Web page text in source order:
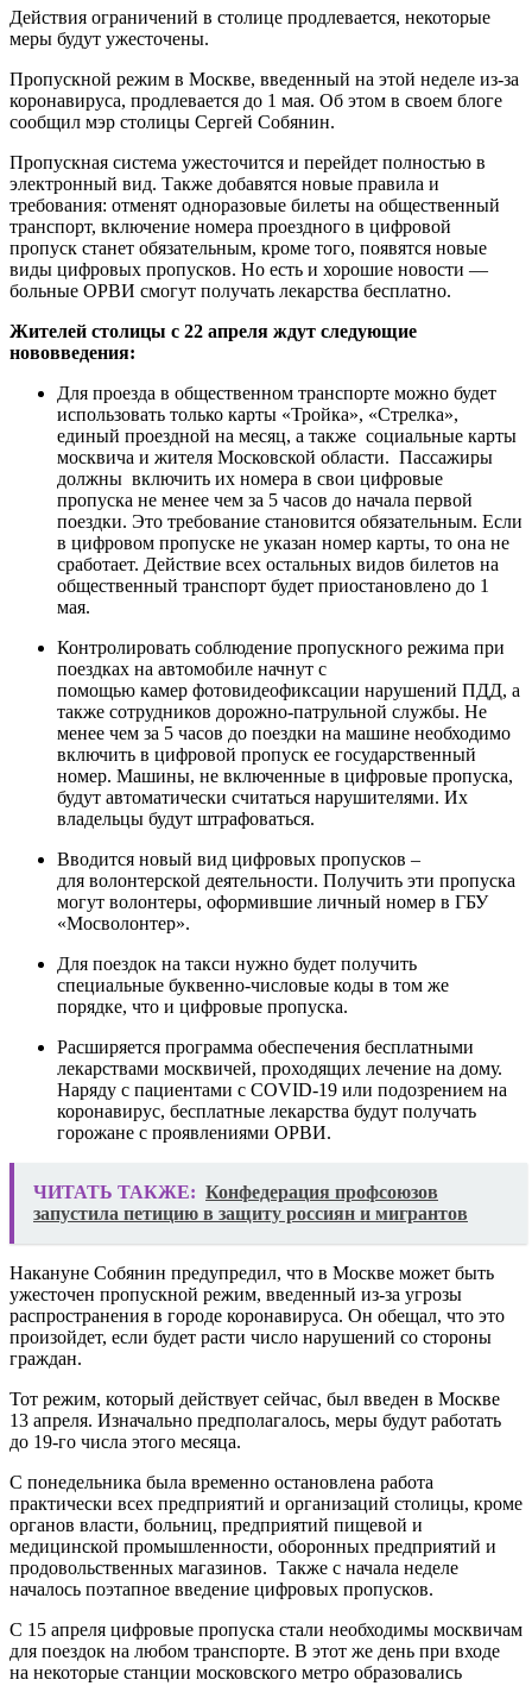
Действия ограничений в столице продлевается, некоторые
меры будут ужесточены.
Пропускной режим в Москве, введенный на этой неделе из-за
коронавируса, продлевается до 1 мая. Об этом в своем блоге
сообщил мэр столицы Сергей Собянин.
Пропускная система ужесточится и перейдет полностью в
электронный вид. Также добавятся новые правила и
требования: отменят одноразовые билеты на общественный
транспорт, включение номера проездного в цифровой
пропуск станет обязательным, кроме того, появятся новые
виды цифровых пропусков. Но есть и хорошие новости —
больные ОРВИ смогут получать лекарства бесплатно.
Жителей столицы с 22 апреля ждут следующие
нововведения:
Для проезда в общественном транспорте можно будет
использовать только карты «Тройка», «Стрелка»,
единый проездной на месяц, а также социальные карты
москвича и жителя Московской области. Пассажиры
должны включить их номера в свои цифровые
пропуска не менее чем за 5 часов до начала первой
поездки. Это требование становится обязательным. Если
в цифровом пропуске не указан номер карты, то она не
сработает. Действие всех остальных видов билетов на
общественный транспорт будет приостановлено до 1
мая.
Контролировать соблюдение пропускного режима при
поездках на автомобиле начнут с
помощью камер фотовидеофиксации нарушений ПДД, а
также сотрудников дорожно-патрульной службы. Не
менее чем за 5 часов до поездки на машине необходимо
включить в цифровой пропуск ее государственный
номер. Машины, не включенные в цифровые пропуска,
будут автоматически считаться нарушителями. Их
владельцы будут штрафоваться.
Вводится новый вид цифровых пропусков –
для волонтерской деятельности. Получить эти пропуска
могут волонтеры, оформившие личный номер в ГБУ
«Мосволонтер».
Для поездок на такси нужно будет получить
специальные буквенно-числовые коды в том же
порядке, что и цифровые пропуска.
Расширяется программа обеспечения бесплатными
лекарствами москвичей, проходящих лечение на дому.
Наряду с пациентами с COVID-19 или подозрением на
коронавирус, бесплатные лекарства будут получать
горожане с проявлениями ОРВИ.
ЧИТАТЬ ТАКЖЕ: Конфедерация профсоюзов
запустила петицию в защиту россиян и мигрантов
Накануне Собянин предупредил, что в Москве может быть
ужесточен пропускной режим, введенный из-за угрозы
распространения в городе коронавируса. Он обещал, что это
произойдет, если будет расти число нарушений со стороны
граждан.
Тот режим, который действует сейчас, был введен в Москве
13 апреля. Изначально предполагалось, меры будут работать
до 19-го числа этого месяца.
С понедельника была временно остановлена работа
практически всех предприятий и организаций столицы, кроме
органов власти, больниц, предприятий пищевой и
медицинской промышленности, оборонных предприятий и
продовольственных магазинов. Также с начала неделе
началось поэтапное введение цифровых пропусков.
С 15 апреля цифровые пропуска стали необходимы москвичам
для поездок на любом транспорте. В этот же день при входе
на некоторые станции московского метро образовались